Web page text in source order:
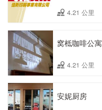
4.21 公里
窝柢咖啡公寓
4.21 公里
安妮厨房